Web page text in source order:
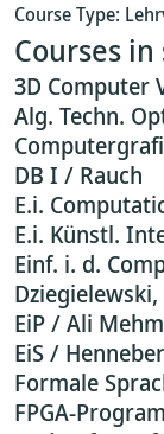
Course Type:
Courses
3D Computer
Alg. Techn.
DB I / Rauch
E.i.
E.i. Künstl.
Einf. i. d.
Dziegielewski,
EiP / Ali
EiS /
Formale
FPGA-